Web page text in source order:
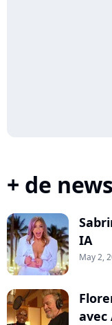
+ de
IA
May 2,
avec